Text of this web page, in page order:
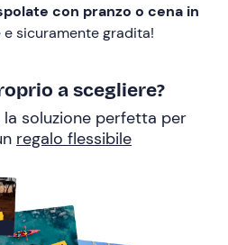
con pranzo o cena in
e sicuramente gradita!
a scegliere?
soluzione perfetta per
regalo flessibile